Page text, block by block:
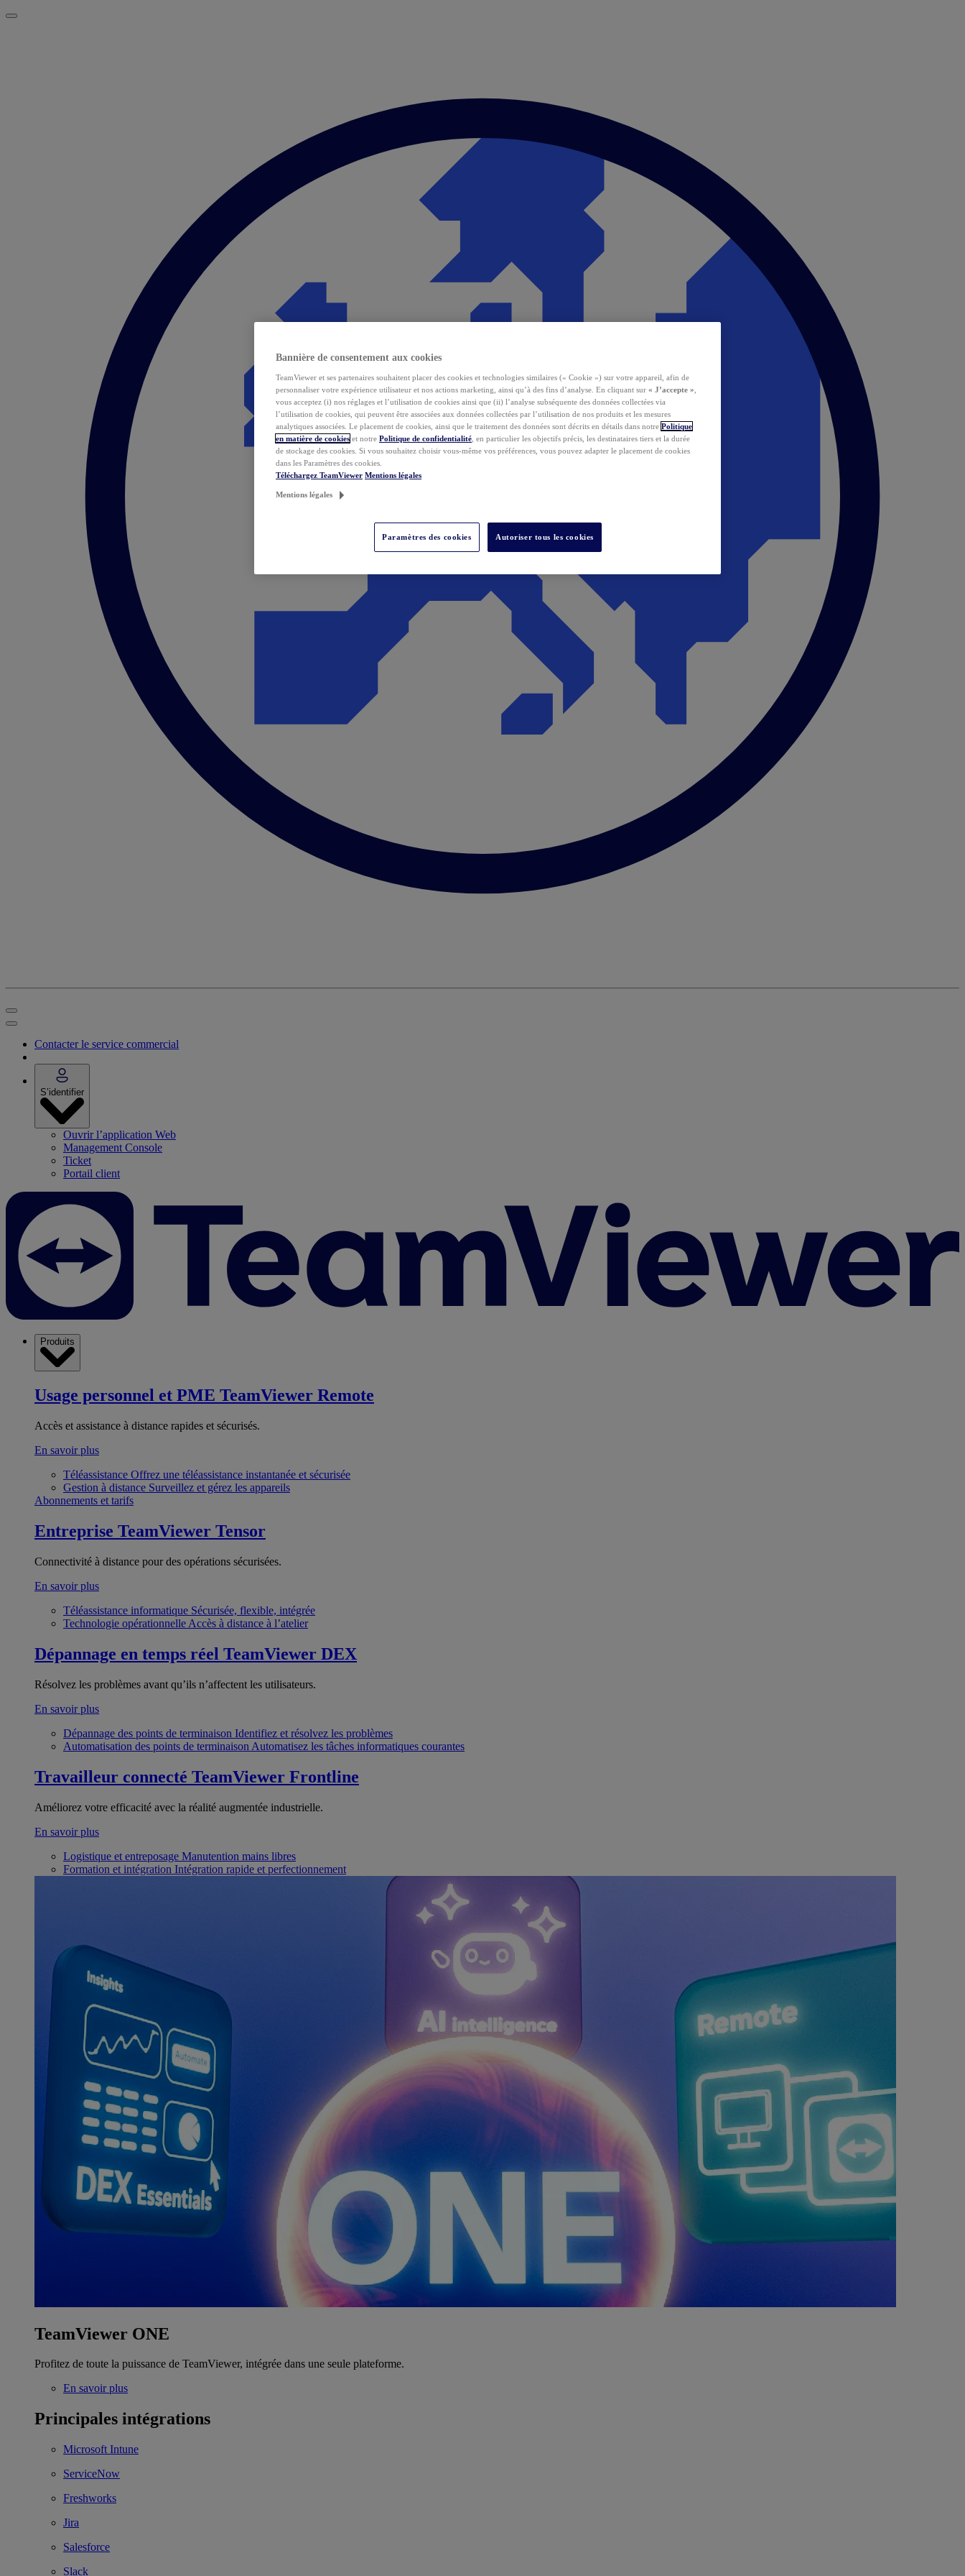
Contacter le service commercial
S’identifier
Ouvrir l’application Web
Management Console
Ticket
Portail client
Produits
Usage personnel et PME TeamViewer Remote
Accès et assistance à distance rapides et sécurisés.
En savoir plus
Téléassistance Offrez une téléassistance instantanée et sécurisée
Gestion à distance Surveillez et gérez les appareils
Abonnements et tarifs
Entreprise TeamViewer Tensor
Connectivité à distance pour des opérations sécurisées.
En savoir plus
Téléassistance informatique Sécurisée, flexible, intégrée
Technologie opérationnelle Accès à distance à l’atelier
Dépannage en temps réel TeamViewer DEX
Résolvez les problèmes avant qu’ils n’affectent les utilisateurs.
En savoir plus
Dépannage des points de terminaison Identifiez et résolvez les problèmes
Automatisation des points de terminaison Automatisez les tâches informatiques courantes
Travailleur connecté TeamViewer Frontline
Améliorez votre efficacité avec la réalité augmentée industrielle.
En savoir plus
Logistique et entreposage Manutention mains libres
Formation et intégration Intégration rapide et perfectionnement
TeamViewer ONE
Profitez de toute la puissance de TeamViewer, intégrée dans une seule plateforme.
En savoir plus
Principales intégrations
Microsoft Intune
ServiceNow
Freshworks
Jira
Salesforce
Slack
Bannière de consentement aux cookies
TeamViewer et ses partenaires souhaitent placer des cookies et technologies similaires (« Cookie ») sur votre appareil, afin de
personnaliser votre expérience utilisateur et nos actions marketing, ainsi qu’à des fins d’analyse. En cliquant sur « J’accepte »
vous acceptez (i) nos réglages et l’utilisation de cookies ainsi que (ii) l’analyse subséquente des données collectées via
l’utilisation de cookies, qui peuvent être associées aux données collectées par l’utilisation de nos produits et les mesures
analytiques associées. Le placement de cookies, ainsi que le traitement des données sont décrits en détails dans notre Politique
en matière de cookies et notre Politique de confidentialité , en particulier les objectifs précis, les destinataires tiers et la durée
de stockage des cookies. Si vous souhaitez choisir vous-même vos préférences, vous pouvez adapter le placement de cookies
dans les Paramètres des cookies.
Téléchargez TeamViewer Mentions légales
Mentions légales
Paramètres des cookies Autoriser tous les cookies